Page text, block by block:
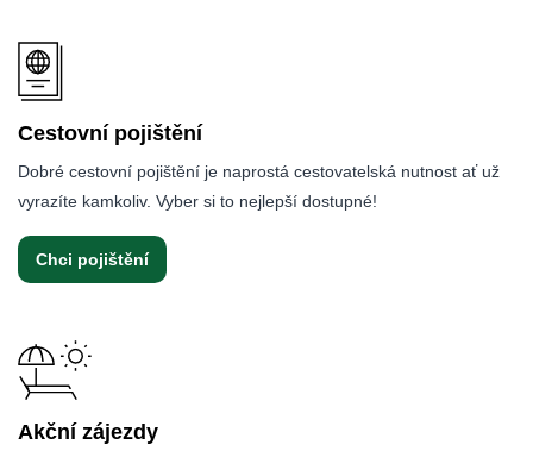
Cestovní pojištění
Dobré cestovní pojištění je naprostá cestovatelská nutnost ať už
vyrazíte kamkoliv. Vyber si to nejlepší dostupné!
Chci pojištění
Akční zájezdy